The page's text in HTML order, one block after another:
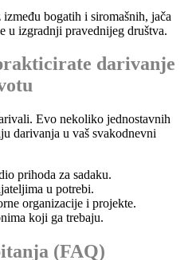
bogatih i siromašnih, jača
u izgradnji pravednijeg društva.
darivanje
Evo nekoliko jednostavnih
darivanja u vaš svakodnevni
prihoda za sadaku.
u potrebi.
organizacije i projekte.
koji ga trebaju.
(FAQ)